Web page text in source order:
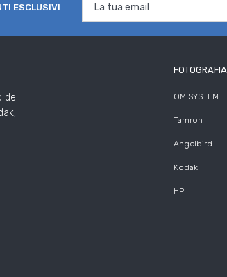
ESCLUSIVI
dei
FOTOGRAFIA
OM SYSTEM
Tamron
Angelbird
Kodak
HP